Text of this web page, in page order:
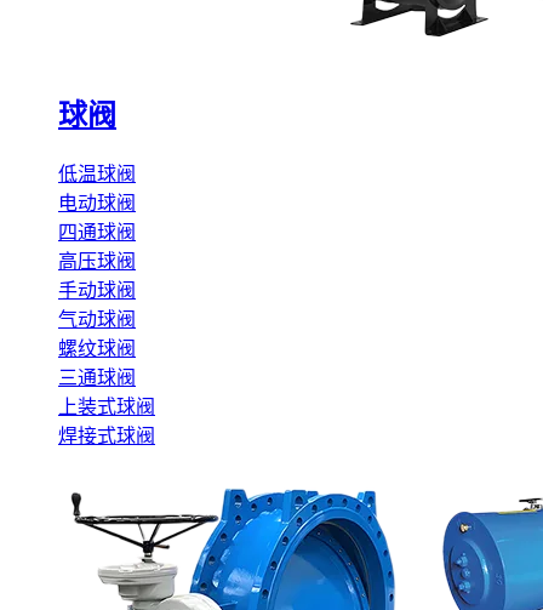
球阀
低温球阀
电动球阀
四通球阀
高压球阀
手动球阀
气动球阀
螺纹球阀
三通球阀
上装式球阀
焊接式球阀